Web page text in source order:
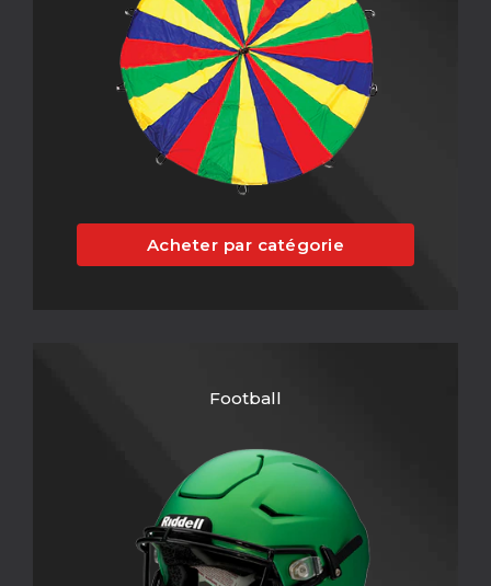
Acheter par catégorie
Football